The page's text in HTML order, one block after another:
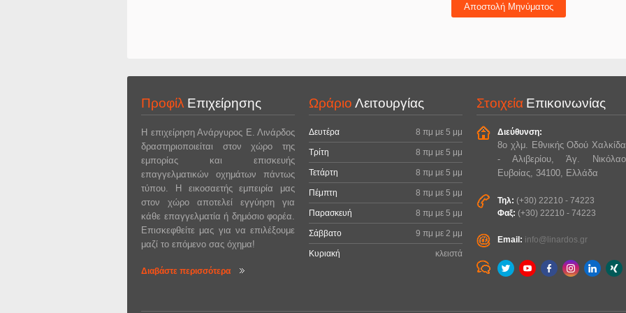
Αποστολή Μηνύματος
Προφίλ Επιχείρησης
Η επιχείρηση Ανάργυρος Ε. Λινάρδος
δραστηριοποιείται στον χώρο της
εμπορίας και επισκευής
επαγγελματικών οχημάτων πάντως
τύπου. Η εικοσαετής εμπειρία μας
στον χώρο αποτελεί εγγύηση για
κάθε επαγγελματία ή δημόσιο φορέα.
Επισκεφθείτε μας για να επιλέξουμε
μαζί το επόμενο σας όχημα!
Διαβάστε περισσότερα
Ωράριο Λειτουργίας
Δευτέρα 8 πμ με 5 μμ
Τρίτη 8 πμ με 5 μμ
Τετάρτη 8 πμ με 5 μμ
Πέμπτη 8 πμ με 5 μμ
Παρασκευή 8 πμ με 5 μμ
Σάββατο 9 πμ με 2 μμ
Κυριακή κλειστά
ΣτοιχείαΕπικοινωνίας
Διεύθυνση:
8ο χλμ. Εθνικής Οδού
- Αλιβερίου, Άγ.
Ευβοίας, 34100, Ελλάδα
Τηλ: (+30) 22210 - 74223
Φαξ: (+30) 22210 - 74223
Email: info@linardos.gr